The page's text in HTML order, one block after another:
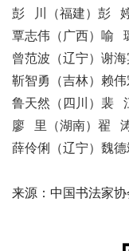
彭 川（福建）彭 婷
覃志伟（广西）喻
曾范波（辽宁）谢
靳智勇（吉林）赖伟
鲁天然（四川）裴
廖 里（湖南）翟 涛
薛伶俐（辽宁）魏德
来源：中国书法家